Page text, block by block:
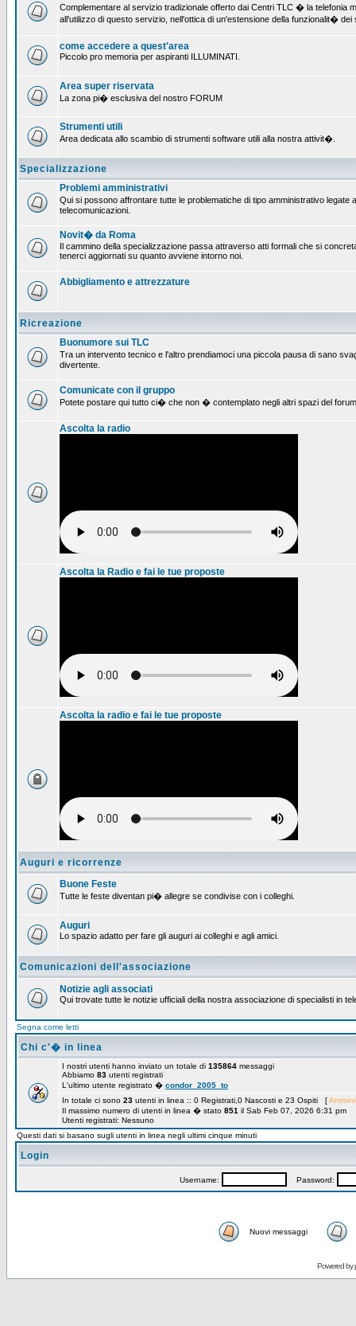
Complementare al servizio tradizionale offerto dai Centri TLC � la telefonia
all'utilizzo di questo servizio, nell'ottica di un'estensione della funzionalit�
come accedere a quest'area
Piccolo pro memoria per aspiranti ILLUMINATI.
Area super riservata
La zona pi� esclusiva del nostro FORUM
Strumenti utili
Area dedicata allo scambio di strumenti software utili alla nostra attivit�.
Specializzazione
Problemi amministrativi
Qui si possono affrontare tutte le problematiche di tipo amministrativo
telecomunicazioni.
Novit� da Roma
Il cammino della specializzazione passa attraverso atti formali che si
tenerci aggiornati su quanto avviene intorno noi.
Abbigliamento e attrezzature
Ricreazione
Buonumore sui TLC
Tra un intervento tecnico e l'altro prendiamoci una piccola pausa di sano
divertente.
Comunicate con il gruppo
Potete postare qui tutto ci� che non � contemplato negli altri spazi del
Ascolta la radio
Ascolta la Radio e fai le tue proposte
Ascolta la radio e fai le tue proposte
Auguri e ricorrenze
Buone Feste
Tutte le feste diventan pi� allegre se condivise con i colleghi.
Auguri
Lo spazio adatto per fare gli auguri ai colleghi e agli amici.
Comunicazioni dell'associazione
Notizie agli associati
Qui trovate tutte le notizie ufficiali della nostra associazione di specialisti in
Segna come letti
Chi c'� in linea
I nostri utenti hanno inviato un totale di 135864 messaggi
Abbiamo 83 utenti registrati
L'ultimo utente registrato � condor_2005_to
In totale ci sono 23 utenti in linea :: 0 Registrati,0 Nascosti e 23 Ospiti [
Il massimo numero di utenti in linea � stato 851 il Sab Feb 07, 2026 6:31 pm
Utenti registrati: Nessuno
Questi dati si basano sugli utenti in linea negli ultimi cinque minuti
Login
Username: Password:
Nuovi messaggi
Powered by